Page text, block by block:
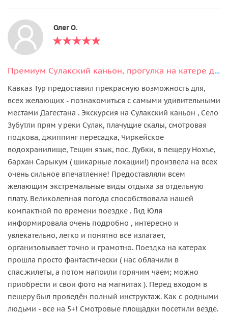
Олег О.
Премиум Сулакский каньон, прогулка на катере до плачущих водопадов и Нохъо
Кавказ Тур предоставил прекрасную возможность для,
всех желающих - познакомиться с самыми удивительными
местами Дагестана . Экскурсия на Сулакский каньон , Село
Зубутли прям у реки Сулак, плачущие скалы, смотровая
подкова, джиппинг пересадка, Чиркейское
водохранилище, Тещин язык, пос. Дубки, в пещеру Нохъе,
бархан Сарыкум ( шикарные локации!) произвела на всех
очень сильное впечатление! Предоставляли всем
желающим экстремальные виды отдыха за отдельную
плату. Великолепная погода способствовала нашей
компактной по времени поездке . Гид Юля
информировала очень подробно , интересно и
увлекательно, легко и понятно все излагает,
организовывает точно и грамотно. Поездка на катерах
прошла просто фантастически ( нас облачили в
спас.жилеты, а потом напоили горячим чаем; можно
приобрести и свои фото на магнитах ). Перед входом в
пещеру был проведён полный инструктаж. Как с родными
людьми - все на 5+! Смотровые площадки посетили везде.